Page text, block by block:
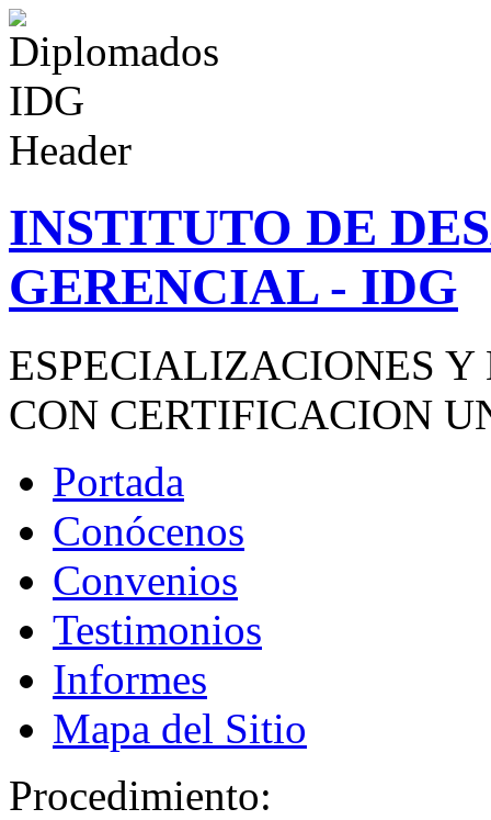
INSTITUTO DE
GERENCIAL - IDG
ESPECIALIZACIONES
CON CERTIFICACION
Portada
Conócenos
Convenios
Testimonios
Informes
Mapa del Sitio
Procedimiento: